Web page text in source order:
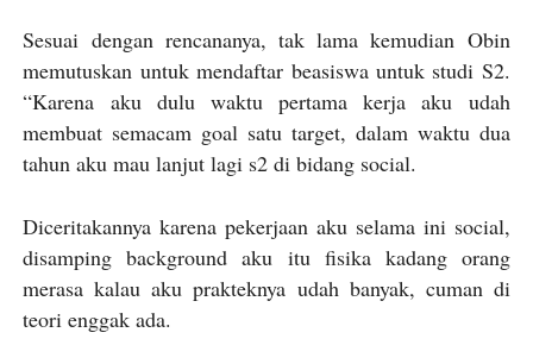
Sesuai dengan rencananya, tak lama kemudian Obin
memutuskan untuk mendaftar beasiswa untuk studi S2.
“Karena aku dulu waktu pertama kerja aku udah
membuat semacam goal satu target, dalam waktu dua
tahun aku mau lanjut lagi s2 di bidang social.
Diceritakannya karena pekerjaan aku selama ini social,
disamping background aku itu fisika kadang orang
merasa kalau aku prakteknya udah banyak, cuman di
teori enggak ada.